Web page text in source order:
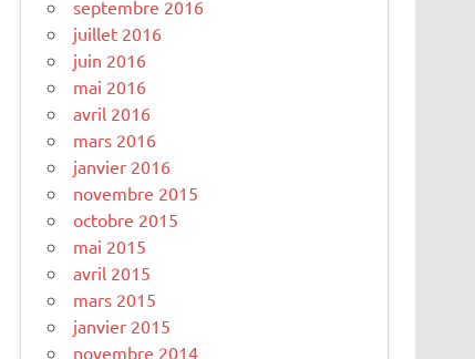
septembre 2016
juillet 2016
juin 2016
mai 2016
avril 2016
mars 2016
janvier 2016
novembre 2015
octobre 2015
mai 2015
avril 2015
mars 2015
janvier 2015
novembre 2014